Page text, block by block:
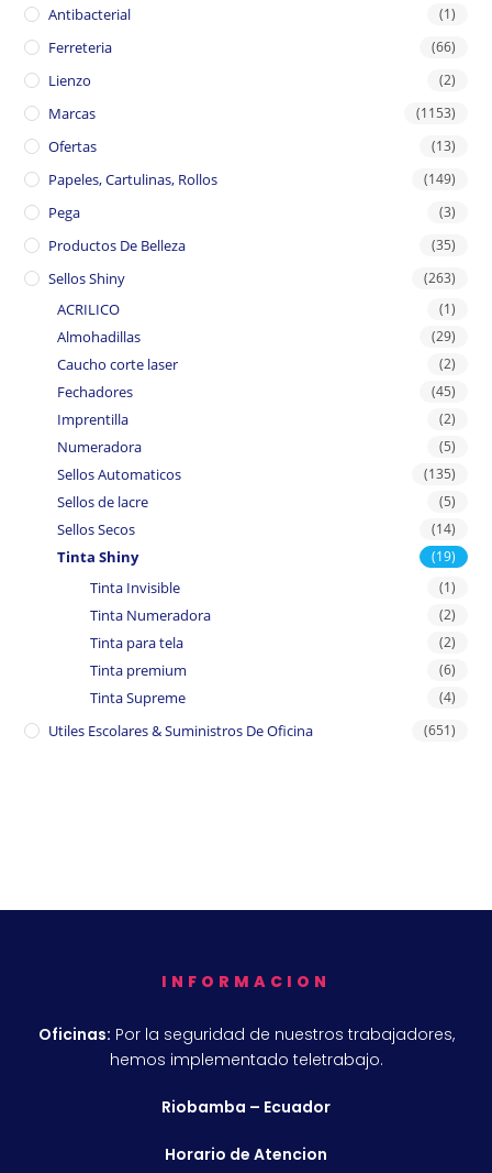
Antibacterial (1)
Ferreteria (66)
Lienzo (2)
Marcas (1153)
Ofertas (13)
Papeles, Cartulinas, Rollos (149)
Pega (3)
Productos De Belleza (35)
Sellos Shiny (263)
ACRILICO (1)
Almohadillas (29)
Caucho corte laser (2)
Fechadores (45)
Imprentilla (2)
Numeradora (5)
Sellos Automaticos (135)
Sellos de lacre (5)
Sellos Secos (14)
Tinta Shiny (19)
Tinta Invisible (1)
Tinta Numeradora (2)
Tinta para tela (2)
Tinta premium (6)
Tinta Supreme (4)
Utiles Escolares & Suministros De Oficina (651)
INFORMACION
Oficinas: Por la seguridad de nuestros trabajadores,
hemos implementado teletrabajo.
Riobamba – Ecuador
Horario de Atencion